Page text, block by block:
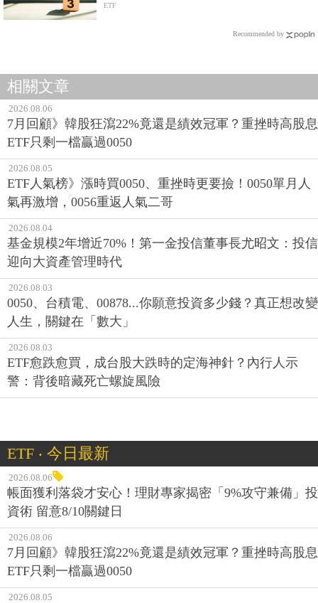
ETF
Recommended by
相關文章
2026.08.06
7月回顧》韓股狂瀉22%竟還是績效冠軍？重挫時高股息
ETF只剩一檔贏過0050
2026.08.05
ETF人氣榜》漲時買0050、重挫時更要撿！0050單月人
氣再激增，0056重返人氣二哥
2026.08.04
基金規模2年增近70%！第一金投信董事長尤昭文：投信
迎向大資產管理時代
2026.08.03
0050、台積電、00878...你願意投資多少錢？真正想改變
人生，關鍵在「數大」
2026.08.03
ETF愈跌愈買，成台股大跌時的定海神針？內行人示
警：背後暗藏死亡螺旋風險
ETF ‧ 今日最新
2026.08.06
帳面獲利落袋才安心！理財專家揭密「9%攻守兼備」投
資術 留意8/10關鍵日
2026.08.06
7月回顧》韓股狂瀉22%竟還是績效冠軍？重挫時高股息
ETF只剩一檔贏過0050
2026.08.05